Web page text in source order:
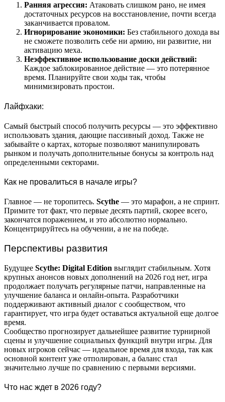
Ранняя агрессия: Атаковать слишком рано, не имея
достаточных ресурсов на восстановление, почти всегда
заканчивается провалом.
Игнорирование экономики: Без стабильного дохода вы
не сможете позволить себе ни армию, ни развитие, ни
активацию меха.
Неэффективное использование доски действий:
Каждое заблокированное действие — это потерянное
время. Планируйте свои ходы так, чтобы
минимизировать простои.
Лайфхаки:
Самый быстрый способ получить ресурсы — это эффективно
использовать здания, дающие пассивный доход. Также не
забывайте о картах, которые позволяют манипулировать
рынком и получать дополнительные бонусы за контроль над
определенными секторами.
Как не провалиться в начале игры?
Главное — не торопитесь. Scythe — это марафон, а не спринт.
Примите тот факт, что первые десять партий, скорее всего,
закончатся поражением, и это абсолютно нормально.
Концентрируйтесь на обучении, а не на победе.
Перспективы развития
Будущее Scythe: Digital Edition выглядит стабильным. Хотя
крупных анонсов новых дополнений на 2026 год нет, игра
продолжает получать регулярные патчи, направленные на
улучшение баланса и онлайн-опыта. Разработчики
поддерживают активный диалог с сообществом, что
гарантирует, что игра будет оставаться актуальной еще долгое
время.
Сообщество прогнозирует дальнейшее развитие турнирной
сцены и улучшение социальных функций внутри игры. Для
новых игроков сейчас — идеальное время для входа, так как
основной контент уже отполирован, а баланс стал
значительно лучше по сравнению с первыми версиями.
Что нас ждет в 2026 году?